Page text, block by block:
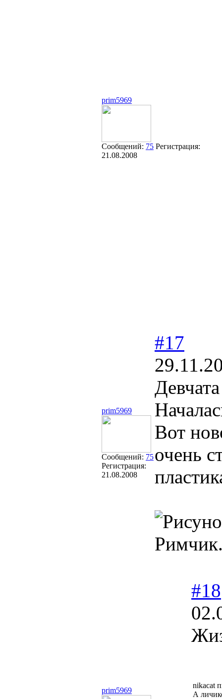
prim5969
Сообщений: 75 Регистрация:
21.08.2008
prim5969
Сообщений: 75
Регистрация:
21.08.2008
#17
Вот
очень
prim5969
#18
nikacat
А